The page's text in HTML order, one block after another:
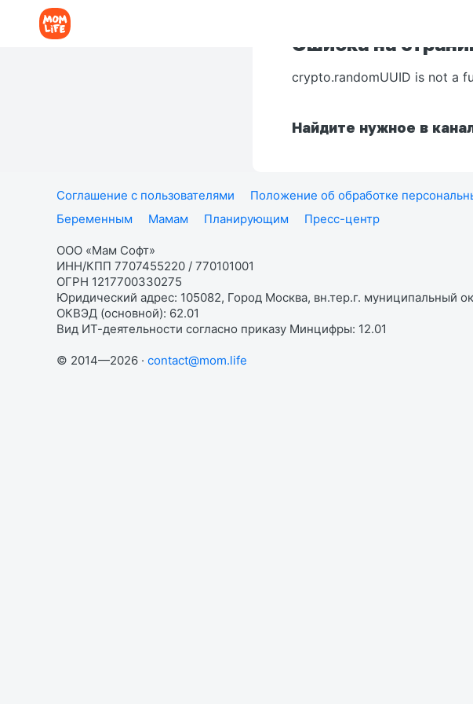
Ошибка на
crypto.randomUUID is not a
Найдите нужное в
Соглашение с пользователями Положение об обработке
Беременным
Мамам Планирующим Пресс-центр
ООО «Мам Софт»
ИНН/КПП 7707455220 / 770101001
ОГРН 1217700330275
Юридический адрес: 105082, Город Москва, вн.тер.г. муниципальный
ОКВЭД (основной): 62.01
Вид ИТ-деятельности согласно приказу Минцифры: 12.01
© 2014—2026 · contact@mom.life